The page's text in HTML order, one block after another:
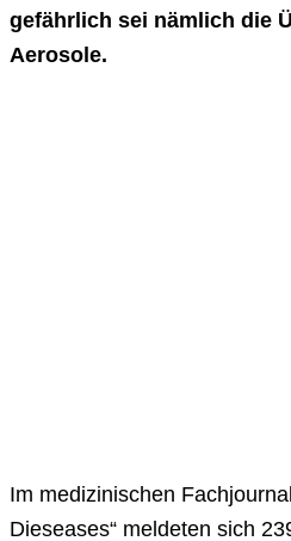
gefährlich sei nämlich die
Aerosole.
Im medizinischen
Dieseases“ meldeten sich